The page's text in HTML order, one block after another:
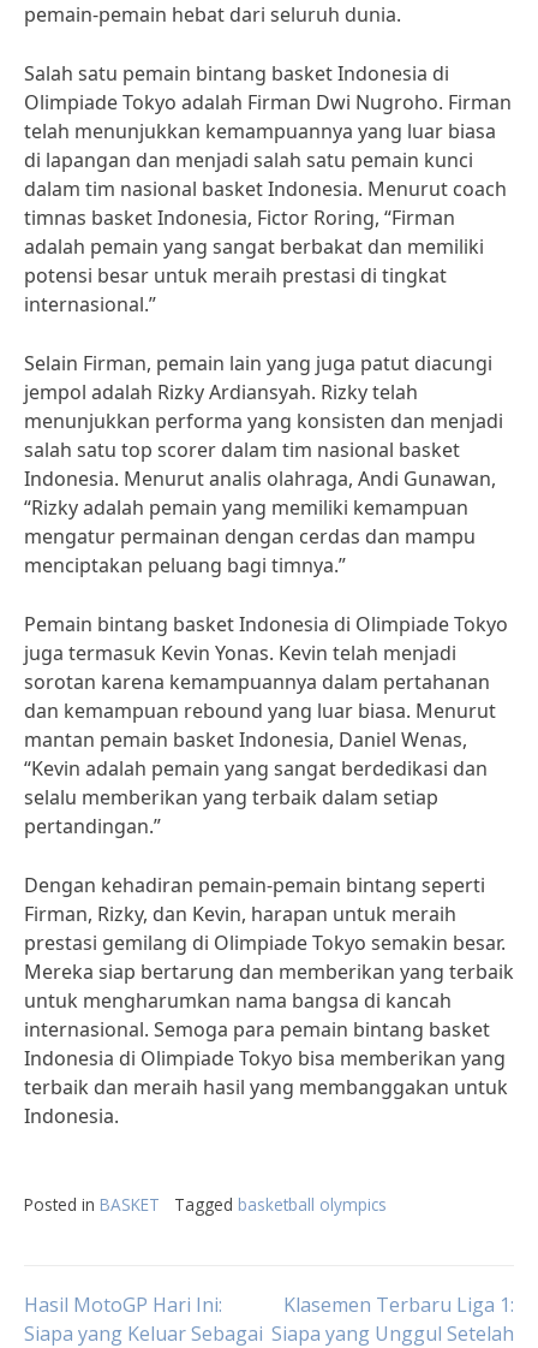
pemain-pemain hebat dari seluruh dunia.
Salah satu pemain bintang basket Indonesia di
Olimpiade Tokyo adalah Firman Dwi Nugroho. Firman
telah menunjukkan kemampuannya yang luar biasa
di lapangan dan menjadi salah satu pemain kunci
dalam tim nasional basket Indonesia. Menurut coach
timnas basket Indonesia, Fictor Roring, “Firman
adalah pemain yang sangat berbakat dan memiliki
potensi besar untuk meraih prestasi di tingkat
internasional.”
Selain Firman, pemain lain yang juga patut diacungi
jempol adalah Rizky Ardiansyah. Rizky telah
menunjukkan performa yang konsisten dan menjadi
salah satu top scorer dalam tim nasional basket
Indonesia. Menurut analis olahraga, Andi Gunawan,
“Rizky adalah pemain yang memiliki kemampuan
mengatur permainan dengan cerdas dan mampu
menciptakan peluang bagi timnya.”
Pemain bintang basket Indonesia di Olimpiade Tokyo
juga termasuk Kevin Yonas. Kevin telah menjadi
sorotan karena kemampuannya dalam pertahanan
dan kemampuan rebound yang luar biasa. Menurut
mantan pemain basket Indonesia, Daniel Wenas,
“Kevin adalah pemain yang sangat berdedikasi dan
selalu memberikan yang terbaik dalam setiap
pertandingan.”
Dengan kehadiran pemain-pemain bintang seperti
Firman, Rizky, dan Kevin, harapan untuk meraih
prestasi gemilang di Olimpiade Tokyo semakin besar.
Mereka siap bertarung dan memberikan yang terbaik
untuk mengharumkan nama bangsa di kancah
internasional. Semoga para pemain bintang basket
Indonesia di Olimpiade Tokyo bisa memberikan yang
terbaik dan meraih hasil yang membanggakan untuk
Indonesia.
Posted in BASKET Tagged basketball olympics
Post
Hasil MotoGP Hari Ini:
Siapa yang Keluar Sebagai
Klasemen Terbaru Liga 1:
Siapa yang Unggul Setelah